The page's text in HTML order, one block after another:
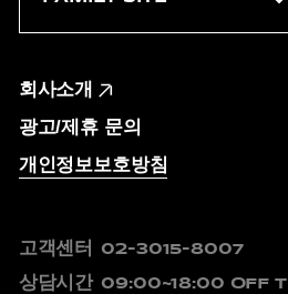
회사소개
광고/제휴 문의
개인정보보호방침
고객센터 02-3015-8007
상담시간 09:00~18:00 OFF